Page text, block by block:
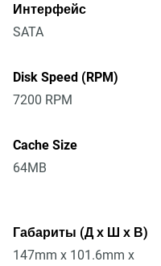
Интерфейс
SATA
Disk Speed (RPM)
7200 RPM
Cache Size
64MB
Габариты (Д х Ш х В)
147mm x 101.6mm x